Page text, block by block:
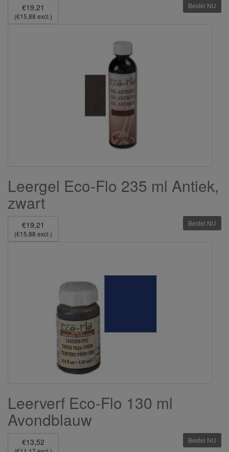
€19,21
(€15,88 excl.)
Bestel NU
Leergel Eco-Flo 235 ml Antiek,
zwart
€19,21
(€15,88 excl.)
Bestel NU
Leerverf Eco-Flo 130 ml
Avondblauw
€13,52 Bestel NU